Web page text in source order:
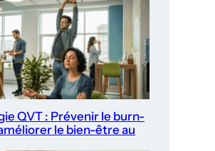
QVT : Prévenir le burn-
le bien-être au